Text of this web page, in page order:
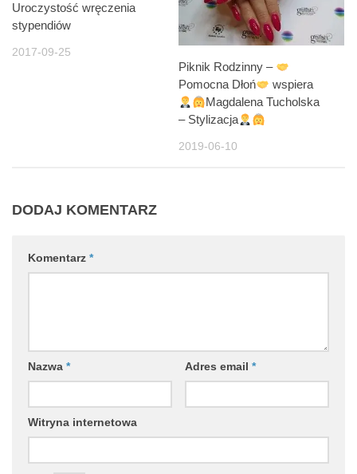
Uroczystość wręczenia
stypendiów
2017-09-25
Piknik Rodzinny –
Pomocna Dłoń
wspiera
Magdalena Tucholska
– Stylizacja
2019-06-10
DODAJ KOMENTARZ
Komentarz *
Nazwa * Adres email *
Witryna internetowa